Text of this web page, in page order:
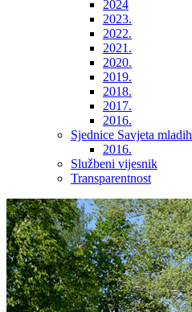
2024
2023.
2022.
2021.
2020.
2019.
2018.
2017.
2016.
Sjednice Savjeta mladih
2016.
Službeni vijesnik
Transparentnost